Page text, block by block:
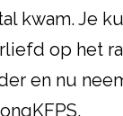
kwam. Je
op het
en nu